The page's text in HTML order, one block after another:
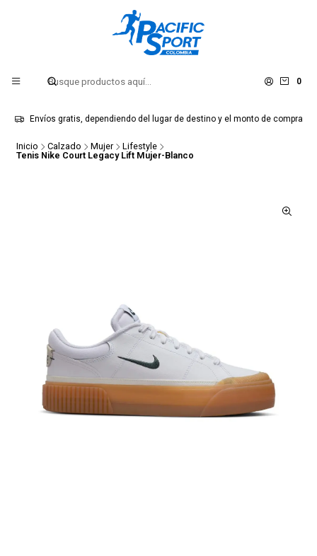
0
Envíos gratis, dependiendo del lugar de destino y el monto de compra
Inicio Calzado Mujer
Lifestyle
Tenis Nike Court Legacy Lift Mujer-Blanco